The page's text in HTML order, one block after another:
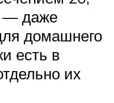
— даже
домашнего
есть в
их